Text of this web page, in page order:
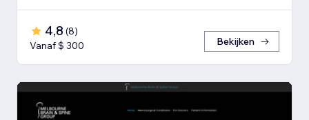
4,8 (8)
Vanaf $ 300
Bekijken